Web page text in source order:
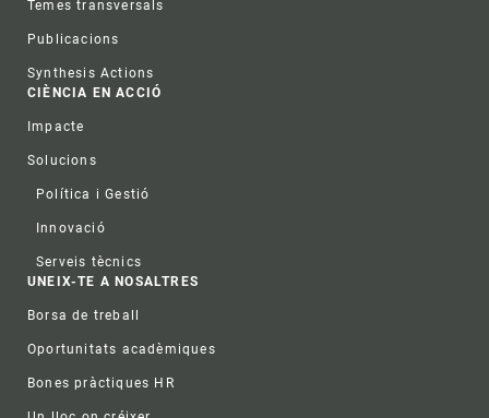
Temes transversals
Publicacions
Synthesis Actions
CIÈNCIA EN ACCIÓ
Impacte
Solucions
Política i Gestió
Innovació
Serveis tècnics
UNEIX-TE A NOSALTRES
Borsa de treball
Oportunitats acadèmiques
Bones pràctiques HR